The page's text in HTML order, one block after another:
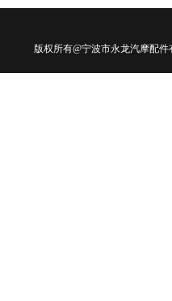
版权所有@宁波市永龙汽摩配件